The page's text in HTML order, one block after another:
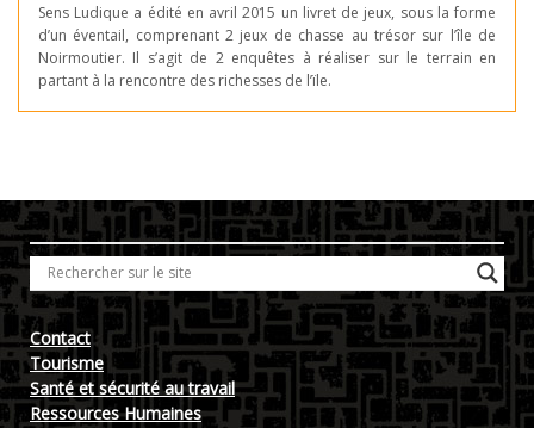
Sens Ludique a édité en avril 2015 un livret de jeux, sous la forme
d’un éventail, comprenant 2 jeux de chasse au trésor sur l’île de
Noirmoutier. Il s’agit de 2 enquêtes à réaliser sur le terrain en
partant à la rencontre des richesses de l’ïle.
Contact
Tourisme
Santé et sécurité au travail
Ressources Humaines